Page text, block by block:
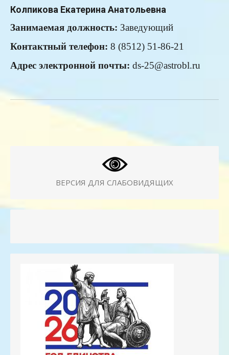
Колпикова Екатерина Анатольевна
Занимаемая должность: Заведующий
Контактный телефон: 8 (8512) 51-86-21
Адрес электронной почты: ds-25@astrobl.ru
ВЕРСИЯ ДЛЯ СЛАБОВИДЯЩИХ